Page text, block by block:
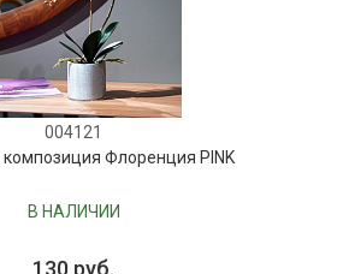
004121
Флоренция PINK
В НАЛИЧИИ
130 руб.